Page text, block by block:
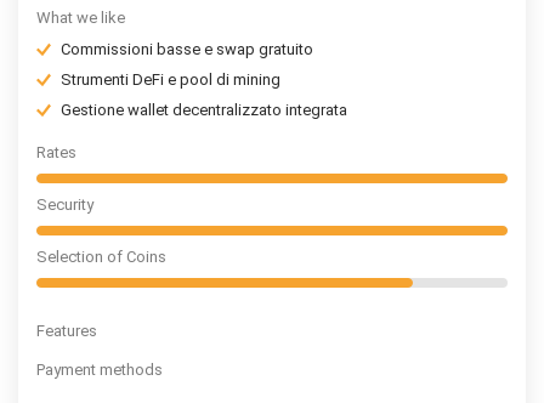
What we like
Commissioni basse e swap gratuito
Strumenti DeFi e pool di mining
Gestione wallet decentralizzato integrata
Rates
Security
Selection of Coins
Features
Payment methods